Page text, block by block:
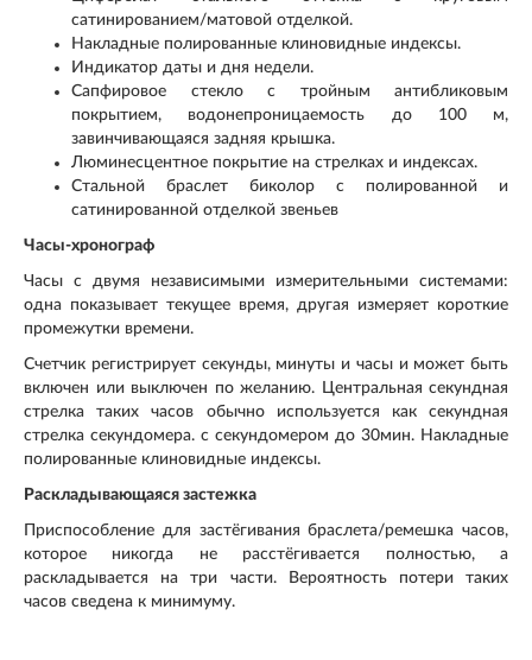
сатинированием/матовой отделкой.
Накладные полированные клиновидные индексы.
Индикатор даты и дня недели.
Сапфировое стекло с тройным антибликовым
покрытием, водонепроницаемость до 100 м,
завинчивающаяся задняя крышка.
Люминесцентное покрытие на стрелках и индексах.
Стальной браслет биколор с полированной и
сатинированной отделкой звеньев
Часы-хронограф
Часы с двумя независимыми измерительными системами:
одна показывает текущее время, другая измеряет короткие
промежутки времени.
Счетчик регистрирует секунды, минуты и часы и может быть
включен или выключен по желанию. Центральная секундная
стрелка таких часов обычно используется как секундная
стрелка секундомера. с секундомером до 30мин. Накладные
полированные клиновидные индексы.
Раскладывающаяся застежка
Приспособление для застёгивания браслета/ремешка часов,
которое никогда не расстёгивается полностью, а
раскладывается на три части. Вероятность потери таких
часов сведена к минимуму.